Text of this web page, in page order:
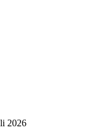
2026